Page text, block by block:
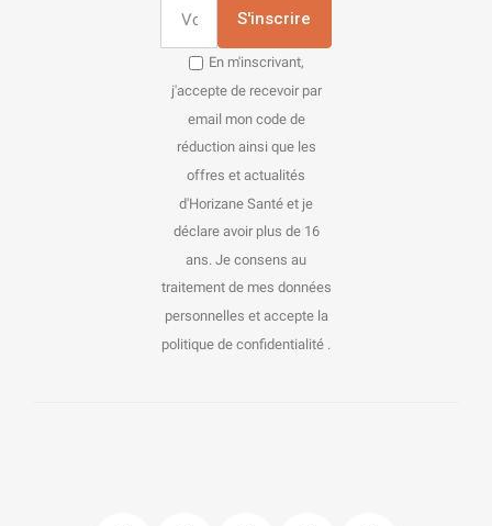
S'inscrire
En m'inscrivant,
j'accepte de recevoir par
email mon code de
réduction ainsi que les
offres et actualités
d'Horizane Santé et je
déclare avoir plus de 16
ans. Je consens au
traitement de mes données
personnelles et accepte la
politique de confidentialité .